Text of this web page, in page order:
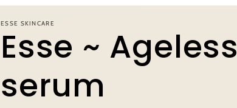
ESSE SKINCARE
Esse ~ Ageless
serum